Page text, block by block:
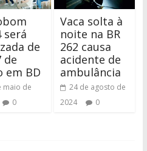
será
de
de
em BD
maio de
0
Vaca solta à
noite na BR
262 causa
acidente de
ambulância
24 de agosto de
2024
0